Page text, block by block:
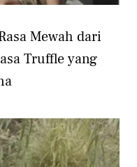
Mewah dari
Truffle yang